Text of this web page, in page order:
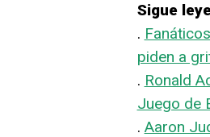
Sigue
.
piden a
. Ronald
Juego de
. Aaron